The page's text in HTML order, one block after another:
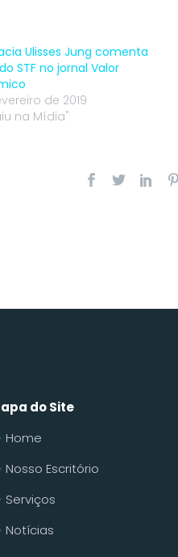
Ulisses Jung comenta
STF no jornal Valor
de 2019
na Mídia"
do Site
Home
Nosso Escritório
Serviços
Notícias